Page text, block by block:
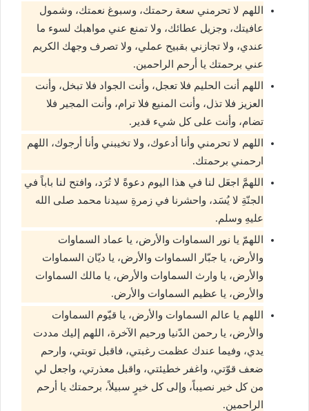
اللهم لا تحرمني سعة رحمتك، وسبوغ نعمتك، وشمول
عافيتك، وجزيل عطائك، ولا تمنع عني مواهبك لسوء ما
عندي، ولا تجازني بقبيح عملي، ولا تصرف وجهك الكريم
عني برحمتك يا أرحم الراحمين.
اللهم أنت الحليم فلا تعجل، وأنت الجواد فلا تبخل، وأنت
العزيز فلا تذل، وأنت المنيع فلا ترام، وأنت المجير فلا
تضام، وأنت على كل شيء قدير.
اللهم لا تحرمني وأنا أدعوك، ولا تخيبني وأنا أرجوك، اللهم
ارحمني برحمتك.
اللهمَّ اجعَل لنا في هذا اليوم دعوةً لا‌ تُرَد، وافتح لنا باباً في
الجنّةِ لا‌ يُسَد، واحشرنا في زمرةِ سيدنا محمد صلى الله
عليهِ وسلم.
اللهمّ يا نور السماوات والأرض، يا عماد السماوات
والأرض، يا جبّار السماوات والأرض، يا ديّان السماوات
والأرض، يا وارث السماوات والأرض، يا مالك السماوات
والأرض، يا عظيم السماوات والأرض.
اللهم يا عالم السماوات والأرض، يا قيّوم السماوات
والأرض، يا رحمن الدّنيا ورحيم الآخرة، اللهم إليك مددت
يدي، وفيما عندك عظمت رغبتي، فاقبل توبتي، وارحم
ضعف قوّتي، واغفر خطيئتي، واقبل معذرتي، واجعل لي
من كل خير نصيباً، وإلى كل خيرٍ سبيلاً، برحمتك يا أرحم
الراحمين.